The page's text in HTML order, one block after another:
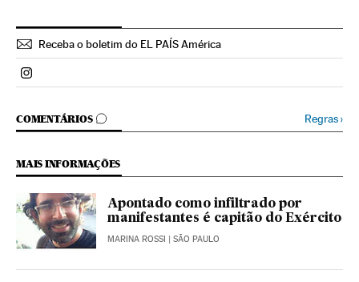
Receba o boletim do EL PAÍS América
Politica El País Brasil en Instagram
COMENTÁRIOS
COMENTÁRIOS Regras›
MAIS INFORMAÇÕES
Apontado como infiltrado por
manifestantes é capitão do Exército
MARINA ROSSI | SÃO PAULO